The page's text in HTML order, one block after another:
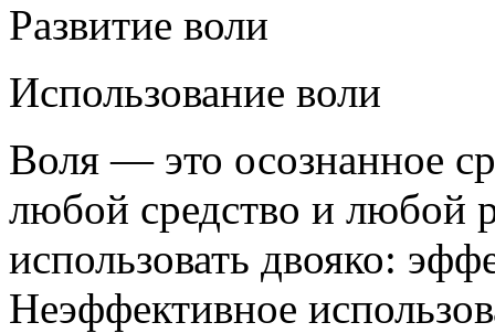
Развитие воли
Использование воли
Воля — это осознанное
любой средство и любой
использовать двояко:
Неэффективное